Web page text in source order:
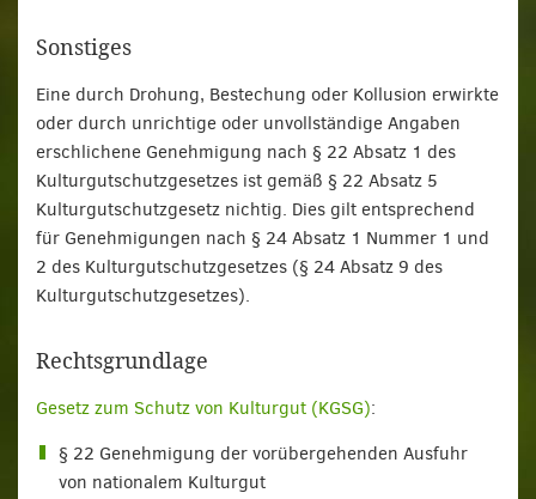
Sonstiges
Eine durch Drohung, Bestechung oder Kollusion erwirkte
oder durch unrichtige oder unvollständige Angaben
erschlichene Genehmigung nach § 22 Absatz 1 des
Kulturgutschutzgesetzes ist gemäß § 22 Absatz 5
Kulturgutschutzgesetz nichtig. Dies gilt entsprechend
für Genehmigungen nach § 24 Absatz 1 Nummer 1 und
2 des Kulturgutschutzgesetzes (§ 24 Absatz 9 des
Kulturgutschutzgesetzes).
Rechtsgrundlage
Gesetz zum Schutz von Kulturgut (KGSG):
§ 22 Genehmigung der vorübergehenden Ausfuhr
von nationalem Kulturgut